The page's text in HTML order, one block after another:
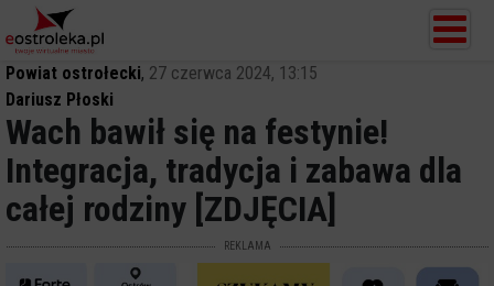
Powiat ostrołecki, 27 czerwca 2024, 13:15
Dariusz Płoski
Wach bawił się na festynie!
Integracja, tradycja i zabawa dla
całej rodziny [ZDJĘCIA]
REKLAMA